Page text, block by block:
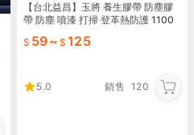
【台北益昌】玉將 養生膠帶 防塵膠
帶 防塵 噴漆 打掃 登革熱防護 1100
59~ 125
5.0 銷售 120